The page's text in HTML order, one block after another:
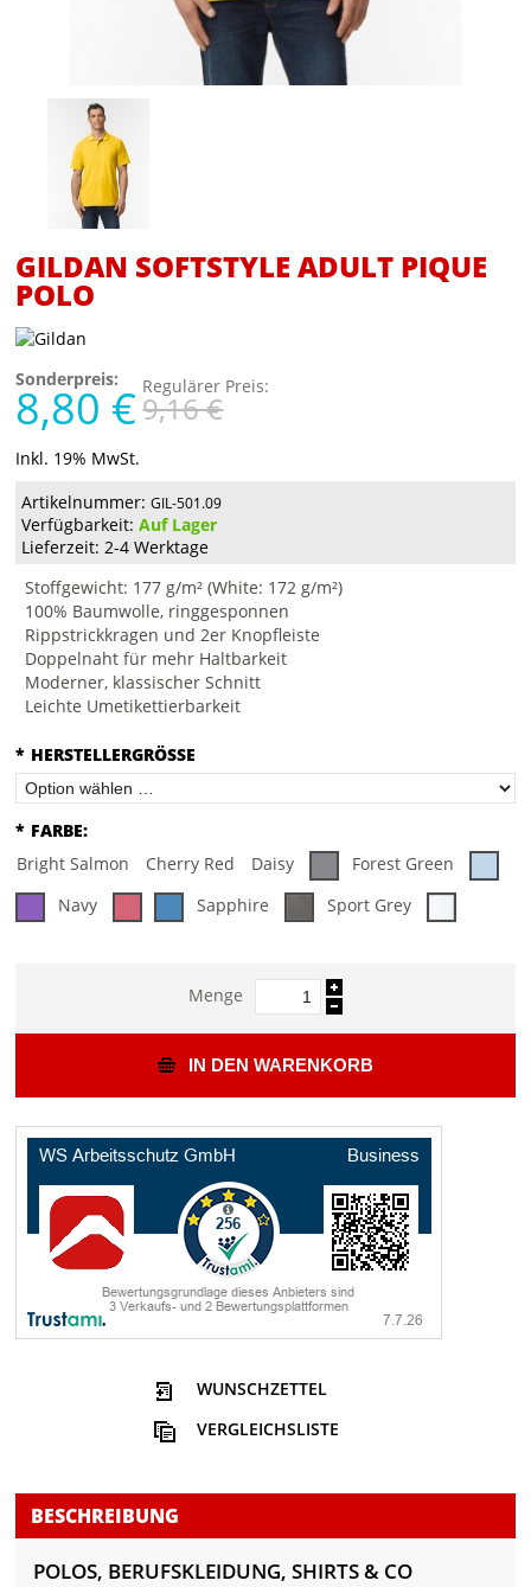
GILDAN SOFTSTYLE ADULT PIQUE
POLO
Sonderpreis:
8,80 € Regulärer Preis:
9,16 €
Inkl. 19% MwSt.
Artikelnummer: GIL-501.09
Verfügbarkeit:Auf Lager
Lieferzeit: 2-4 Werktage
Stoffgewicht: 177 g/m² (White: 172 g/m²)
100% Baumwolle, ringgesponnen
Rippstrickkragen und 2er Knopfleiste
Doppelnaht für mehr Haltbarkeit
Moderner, klassischer Schnitt
Leichte Umetikettierbarkeit
* HERSTELLERGRÖSSE
* FARBE:
Bright Salmon
Cherry Red Daisy
Forest Green
Navy
Sapphire Sport Grey
Menge
IN DEN WARENKORB
WUNSCHZETTEL
VERGLEICHSLISTE
BESCHREIBUNG
POLOS, BERUFSKLEIDUNG, SHIRTS & CO